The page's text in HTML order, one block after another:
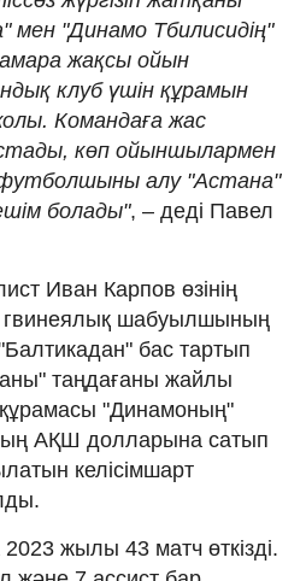
мен "Динамо Тбилисидің"
жақсы ойын
клуб үшін құрамын
Командаға жас
көп ойыншылармен
алу "Астана"
болады", – деді Павел
Иван Карпов өзінің
гвинеялық шабуылшының
бас тартып
таңдағаны жайлы
"Динамоның"
АҚШ долларына сатып
келісімшарт
жылы 43 матч өткізді.